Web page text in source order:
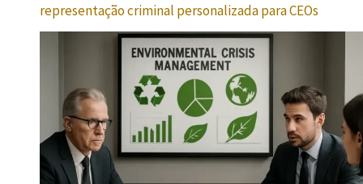
representação criminal personalizada para CEOs